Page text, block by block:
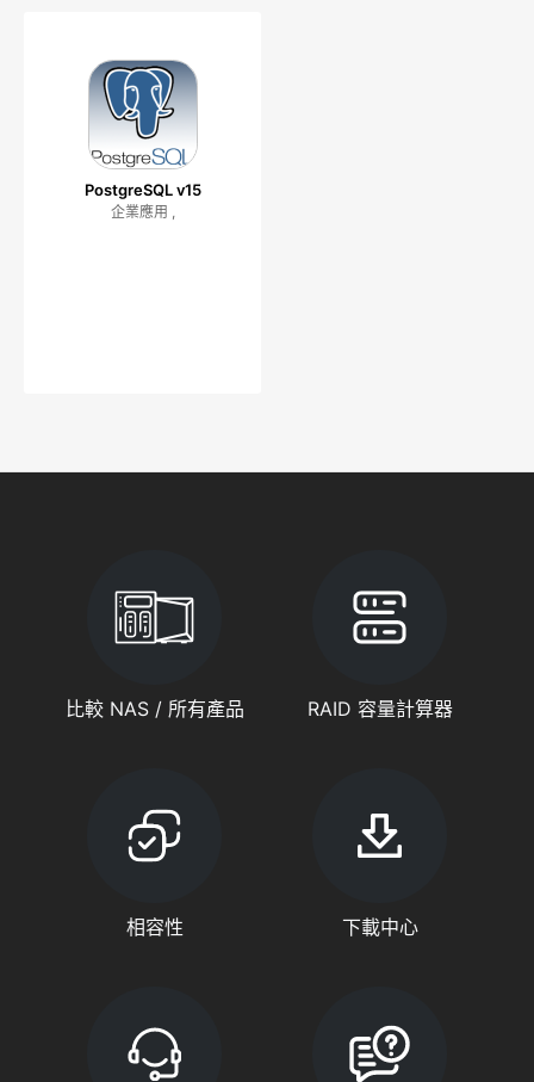
PostgreSQL v15
企業應用 ,
比較 NAS / 所有產品 RAID 容量計算器
相容性 下載中心